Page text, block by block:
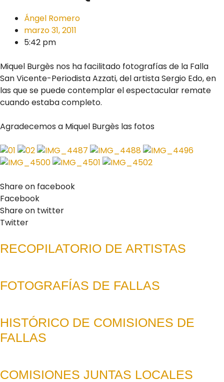
Ángel Romero
marzo 31, 2011
5:42 pm
Miquel Burgès nos ha facilitado fotografías de la Falla
San Vicente-Periodista Azzati, del artista Sergio Edo, en
las que se puede contemplar el espectacular remate
cuando estaba completo.
Agradecemos a Miquel Burgès las fotos
Share on facebook
Facebook
Share on twitter
Twitter
RECOPILATORIO DE ARTISTAS
FOTOGRAFÍAS DE FALLAS
HISTÓRICO DE COMISIONES DE
FALLAS
COMISIONES JUNTAS LOCALES